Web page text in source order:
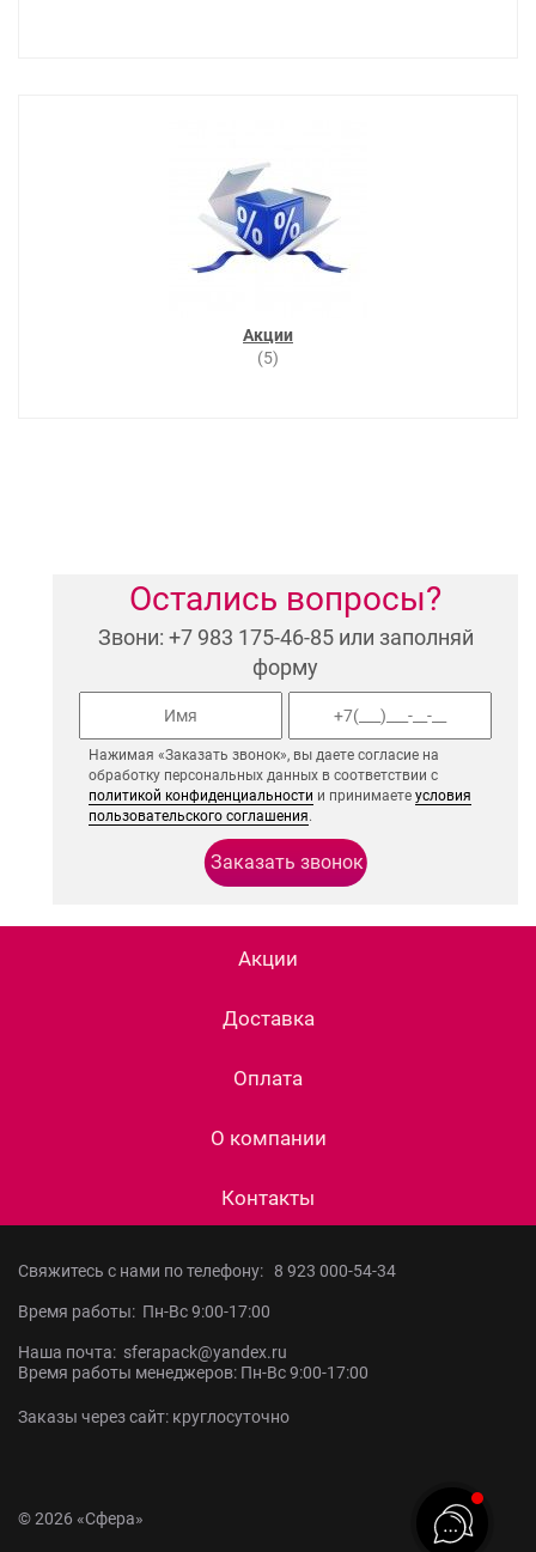
Акции
(5)
Остались вопросы?
Звони: +7 983 175-46-85 или заполняй
форму
Нажимая «Заказать звонок», вы даете согласие на
обработку персональных данных в соответствии с
политикой конфиденциальности и принимаетеусловия
пользовательского соглашения.
Акции
Доставка
Оплата
О компании
Контакты
Свяжитесь с нами по телефону: 8 923 000-54-34
Время работы: Пн-Вс 9:00-17:00
Наша почта: sferapack@yandex.ru
Время работы менеджеров: Пн-Вс 9:00-17:00
Заказы через сайт: круглосуточно
© 2026 «Сфера»